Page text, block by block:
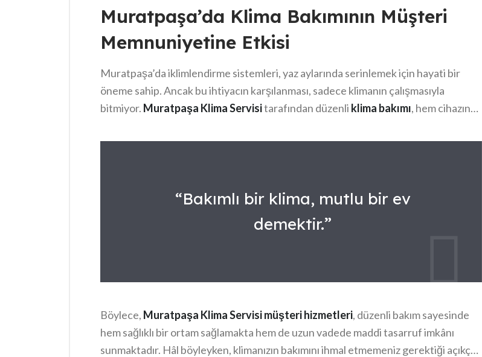
geçirmek önerilir. Özellikle, kapı ve pencereleri açık bırakarak hava akımı sağlamak,
iç mekanları serinletebilir. Unutmayın, ihtiyaç halinde
için yardım almak da akıllıca bir tercih olabilir.
Muratpaşa’da Klima Bakımının Müşteri
Memnuniyetine Etkisi
Muratpaşa’da iklimlendirme sistemleri, yaz aylarında serinlemek için hayati bir
öneme sahip. Ancak bu ihtiyacın karşılanması, sadece klimanın çalışmasıyla
bitmiyor. Muratpaşa Klima Servisitarafından düzenli klima bakımı, hem cihazın
sırasında yapılacak detaylı kontroller, enerji verimliliğini artırırken arıza risklerini de
“Bakımlı bir klima, mutlu bir ev
demektir.”
Böylece, Muratpaşa Klima Servisi müşteri hizmetleri, düzenli bakım sayesinde
hem sağlıklı bir ortam sağlamakta hem de uzun vadede maddi tasarruf imkânı
sunmaktadır. Hâl böyleyken, klimanızın bakımını ihmal etmemeniz gerektiği açıkça